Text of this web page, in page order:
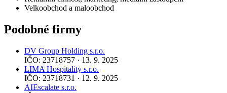
Velkoobchod a maloobchod
Podobné firmy
DV Group Holding s.r.o.
IČO: 23718757 · 13. 9. 2025
LIMA Hospitality s.r.o.
IČO: 23718731 · 12. 9. 2025
AIEscalate s.r.o.